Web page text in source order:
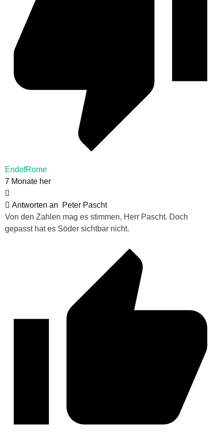
EndofRome
7 Monate her
Antworten an
Peter Pascht
Von den Zahlen mag es stimmen, Herr Pascht. Doch
gepasst hat es Söder sichtbar nicht.